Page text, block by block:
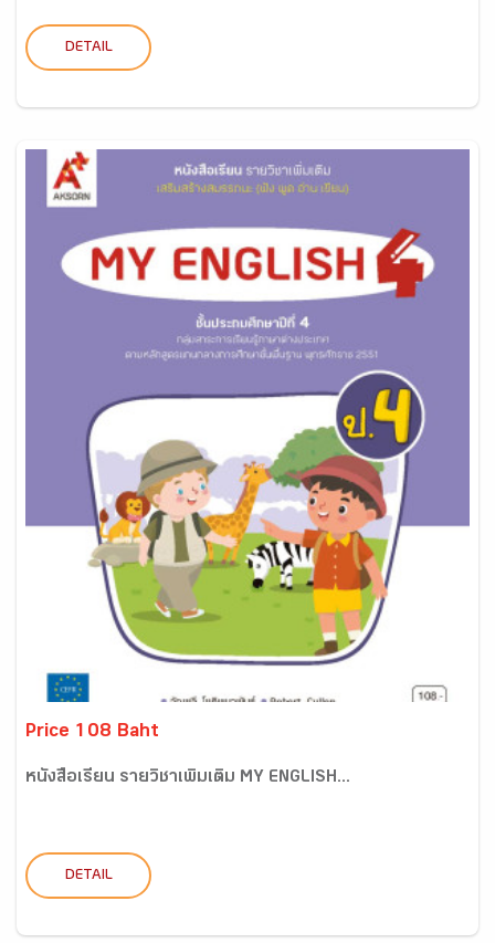
DETAIL
Price 108 Baht
หนังสือเรียน รายวิชาเพิ่มเติม MY ENGLISH...
DETAIL